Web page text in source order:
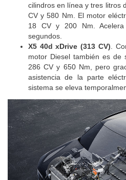
cilindros en línea y tres litros
CV y 580 Nm. El motor
18 CV y 200 Nm.
segundos.
X5 40d xDrive (313 CV) .
motor Diesel también es de
286 CV y 650 Nm, pero
asistencia de la parte
sistema se eleva